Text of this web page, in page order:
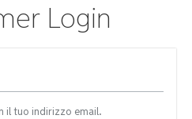
Login
il tuo indirizzo email.